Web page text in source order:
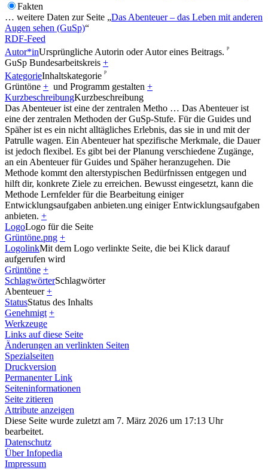
Fakten
… weitere Daten zur Seite „Das Abenteuer – das Leben mit anderen
Augen sehen (GuSp)“
RDF-Feed
Autor*inUrsprüngliche Autorin oder Autor eines Beitrags. ᵖ
GuSp Bundesarbeitskreis +
KategorieInhaltskategorie ᵖ
Grüntöne + und Programm gestalten +
KurzbeschreibungKurzbeschreibung
Das Abenteuer ist eine der zentralen Metho … Das Abenteuer ist
eine der zentralen Methoden der GuSp-Stufe. Für die Guides und
Späher ist es ein nicht alltägliches Erlebnis, das sie in und mit der
Patrulle wagen. Ein Abenteuer hat spezifische Merkmale, die Dauer
ist jedoch flexibel. Es gibt bei der Planung verschiedene Zugänge,
an ein Abenteuer für Guides und Späher heranzugehen. Die
Methode kommt den alterstypischen Bedürfnissen entgegen und
hilft dir, konkrete Ziele zu erreichen. Bewusst eingesetzt, kann die
Methode Lernfelder für die Bearbeitung einiger
Entwicklungsaufgaben anbieten.ung einiger Entwicklungsaufgaben
anbieten. +
LogoLogo für die Seite
Grüntöne.png +
LogolinkMit dem Logo verlinkte Seite, die bei Klick darauf
aufgerufen wird
Grüntöne +
SchlagwörterSchlagwörter
Abenteuer+
StatusStatus des Inhalts
Genehmigt +
Werkzeuge
Links auf diese Seite
Änderungen an verlinkten Seiten
Spezialseiten
Druckversion
Permanenter Link
Seiten­­informationen
Seite zitieren
Attribute anzeigen
Diese Seite wurde zuletzt am 7. März 2026 um 17:13 Uhr
bearbeitet.
Datenschutz
Über Infopedia
Impressum